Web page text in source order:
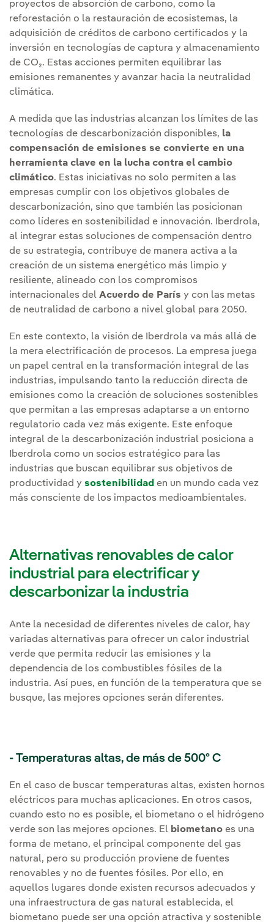
proyectos de absorción de carbono, como la
reforestación o la restauración de ecosistemas, la
adquisición de créditos de carbono certificados y la
inversión en tecnologías de captura y almacenamiento
de CO₂. Estas acciones permiten equilibrar las
emisiones remanentes y avanzar hacia la neutralidad
climática.
A medida que las industrias alcanzan los límites de las
tecnologías de descarbonización disponibles, la
compensación de emisiones se convierte en una
herramienta clave en la lucha contra el cambio
climático. Estas iniciativas no solo permiten a las
empresas cumplir con los objetivos globales de
descarbonización, sino que también las posicionan
como líderes en sostenibilidad e innovación. Iberdrola,
al integrar estas soluciones de compensación dentro
de su estrategia, contribuye de manera activa a la
creación de un sistema energético más limpio y
resiliente, alineado con los compromisos
internacionales del Acuerdo de París y con las metas
de neutralidad de carbono a nivel global para 2050.
En este contexto, la visión de Iberdrola va más allá de
la mera electrificación de procesos. La empresa juega
un papel central en la transformación integral de las
industrias, impulsando tanto la reducción directa de
emisiones como la creación de soluciones sostenibles
que permitan a las empresas adaptarse a un entorno
regulatorio cada vez más exigente. Este enfoque
integral de la descarbonización industrial posiciona a
Iberdrola como un socios estratégico para las
industrias que buscan equilibrar sus objetivos de
productividad y sostenibilidad en un mundo cada vez
más consciente de los impactos medioambientales.
Alternativas renovables de calor
industrial para electrificar y
descarbonizar la industria
Ante la necesidad de diferentes niveles de calor, hay
variadas alternativas para ofrecer un calor industrial
verde que permita reducir las emisiones y la
dependencia de los combustibles fósiles de la
industria. Así pues, en función de la temperatura que se
busque, las mejores opciones serán diferentes.
- Temperaturas altas, de más de 500º C
En el caso de buscar temperaturas altas, existen hornos
eléctricos para muchas aplicaciones. En otros casos,
cuando esto no es posible, el biometano o el hidrógeno
verde son las mejores opciones. El biometano es una
forma de metano, el principal componente del gas
natural, pero su producción proviene de fuentes
renovables y no de fuentes fósiles. Por ello, en
aquellos lugares donde existen recursos adecuados y
una infraestructura de gas natural establecida, el
biometano puede ser una opción atractiva y sostenible